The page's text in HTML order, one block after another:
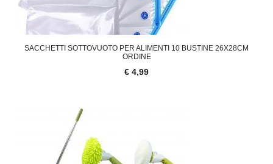
SACCHETTI SOTTOVUOTO PER ALIMENTI 10 BUSTINE 26X28CM
ORDINE
€ 4,99